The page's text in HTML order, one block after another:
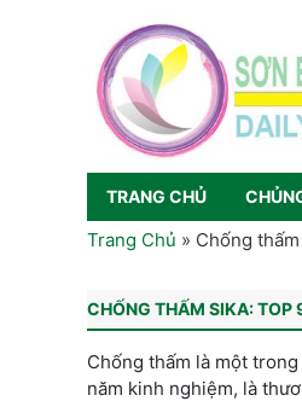
TRANG CHỦ
Trang Chủ » Chống
CHỐNG THẤM SIKA:
Chống thấm là một
năm kinh nghiệm, là